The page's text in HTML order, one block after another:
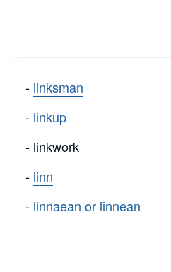
- linksman
- linkup
- linkwork
- linn
- linnaean or linnean